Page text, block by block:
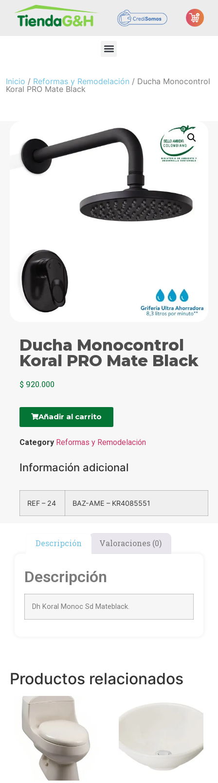
Inicio / Reformas y Remodelación / Ducha Monocontrol
Koral PRO Mate Black
Ducha Monocontrol
Koral PRO Mate Black
$ 920.000
Añadir al carrito
Category Reformas y Remodelación
Información adicional
REF – 24 BAZ-AME – KR4085551
Descripción Valoraciones (0)
Descripción
Dh Koral Monoc Sd Mateblack.
Productos relacionados